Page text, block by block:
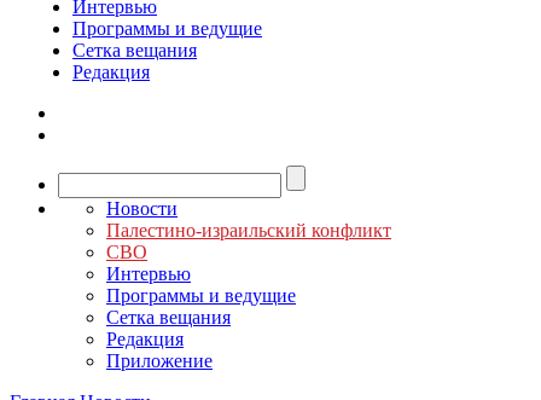
Интервью
Программы и ведущие
Сетка вещания
Редакция
Новости
Палестино-израильский конфликт
СВО
Интервью
Программы и ведущие
Сетка вещания
Редакция
Приложение